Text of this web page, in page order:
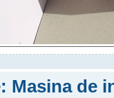
Masina de